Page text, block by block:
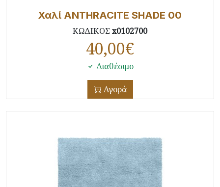
Χαλί ANTHRACITE SHADE 00
ΚΩΔΙΚΟΣ x0102700
40,00€
Διαθέσιμο
Αγορά